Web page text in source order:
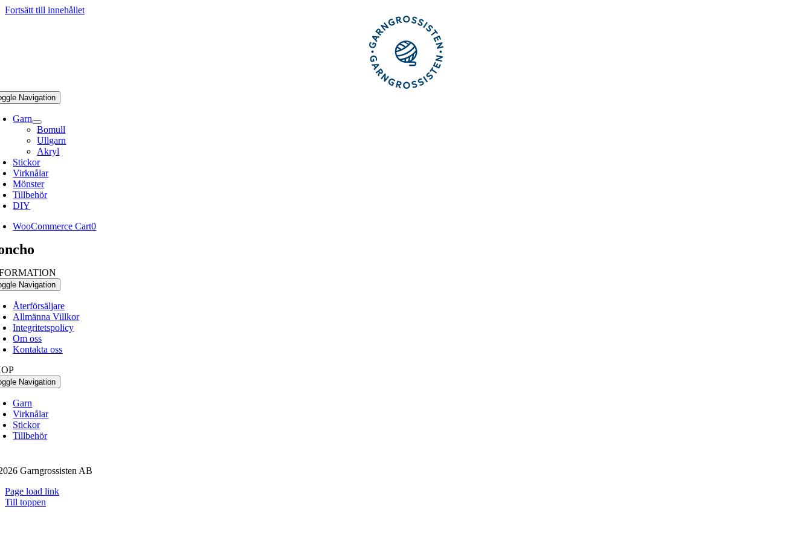
Fortsätt till innehållet
Navigation
Garn
Bomull
Ullgarn
Akryl
Stickor
Virknålar
Mönster
Tillbehör
DIY
WooCommerce Cart0
Navigation
Återförsäljare
Allmänna Villkor
Integritetspolicy
Om oss
Kontakta oss
Navigation
Garn
Virknålar
Stickor
Tillbehör
Garngrossisten AB
Page load link
Till toppen